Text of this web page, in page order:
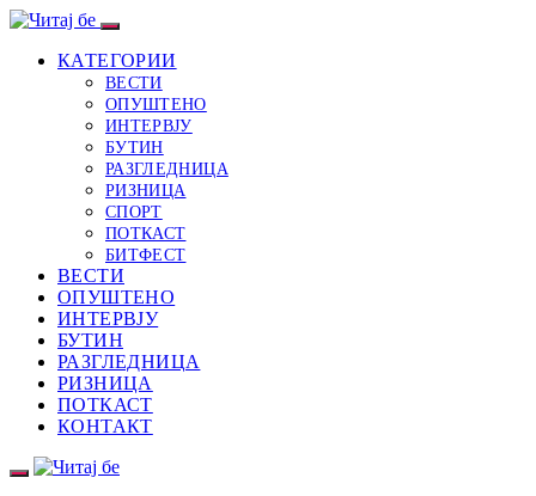
КАТЕГОРИИ
ВЕСТИ
ОПУШТЕНО
ИНТЕРВЈУ
БУТИН
РАЗГЛЕДНИЦА
РИЗНИЦА
СПОРТ
ПОТКАСТ
БИТФЕСТ
ВЕСТИ
ОПУШТЕНО
ИНТЕРВЈУ
БУТИН
РАЗГЛЕДНИЦА
РИЗНИЦА
ПОТКАСТ
КОНТАКТ